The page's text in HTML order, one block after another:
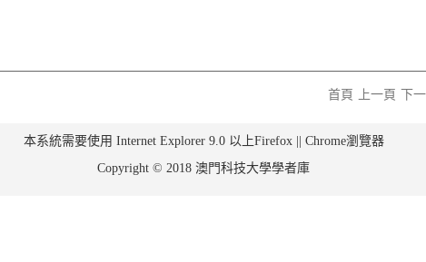
首頁
上一頁 下
本系統需要使用 Internet Explorer 9.0 以上Firefox || Chrome瀏覽器
Copyright © 2018 澳門科技大學學者庫